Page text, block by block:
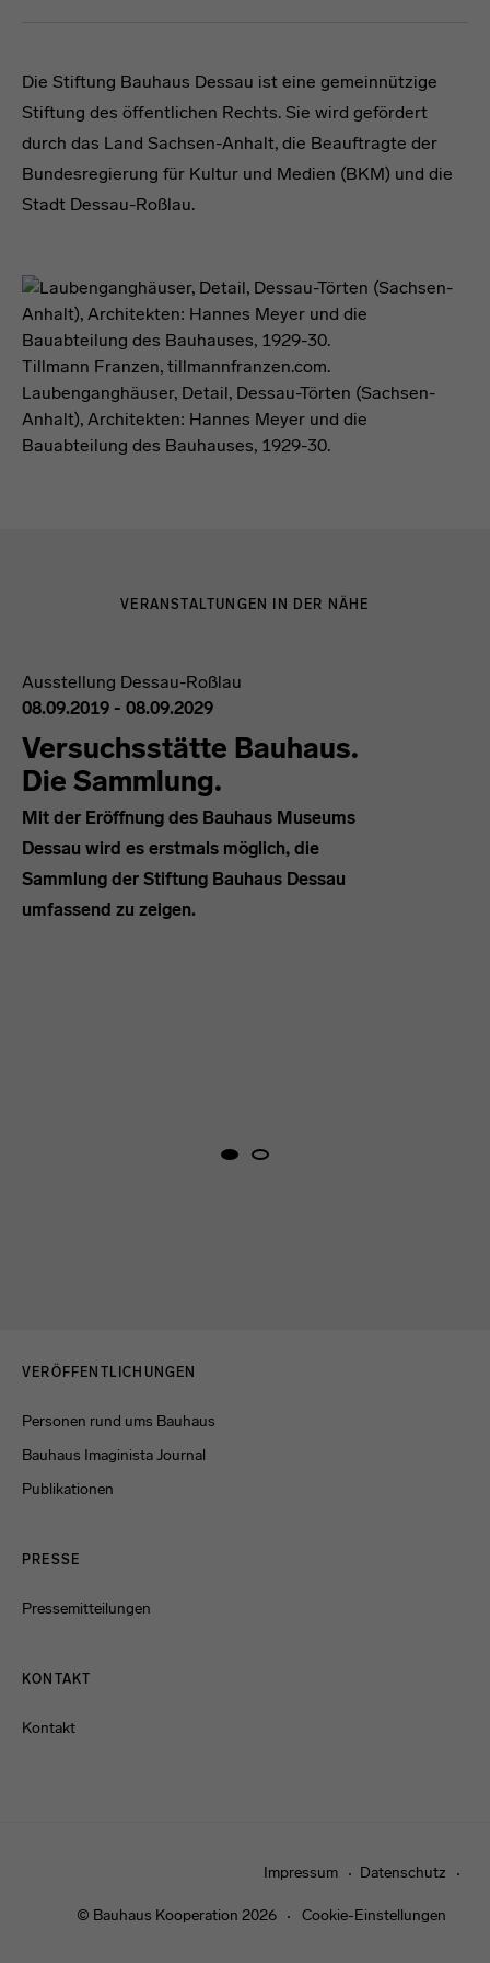
Förderformel
Die Stiftung Bauhaus Dessau ist eine gemeinnützige
Stiftung des öffentlichen Rechts. Sie wird gefördert
durch das Land Sachsen-Anhalt, die Beauftragte der
Bundesregierung für Kultur und Medien (BKM) und die
Stadt Dessau-Roßlau.
Tillmann Franzen, tillmannfranzen.com.
Laubenganghäuser, Detail, Dessau-Törten (Sachsen-
Anhalt), Architekten: Hannes Meyer und die
Bauabteilung des Bauhauses, 1929-30.
VERANSTALTUNGEN IN DER NÄHE
Ausstellung Dessau-Roßlau
08.09.2019 - 08.09.2029
Versuchsstätte Bauhaus.
Die Sammlung.
Mit der Eröffnung des Bauhaus Museums
Dessau wird es erstmals möglich, die
Sammlung der Stiftung Bauhaus Dessau
umfassend zu zeigen.
VERÖFFENTLICHUNGEN
Personen rund ums Bauhaus
Bauhaus Imaginista Journal
Publikationen
PRESSE
Pressemitteilungen
KONTAKT
Kontakt
Impressum Datenschutz
© Bauhaus Kooperation 2026 Cookie-Einstellungen